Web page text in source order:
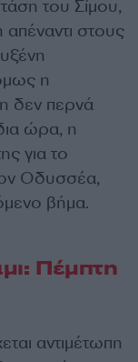
του Σίμου,
στους
η
δεν περνά
ώρα, η
για το
Οδυσσέα,
βήμα.
Πέμπτη
αντιμέτωπη